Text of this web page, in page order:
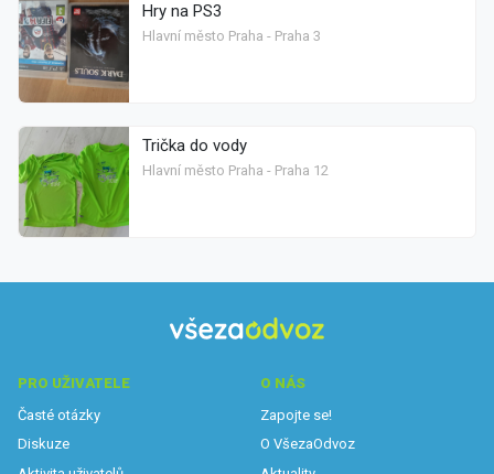
Hry na PS3
Hlavní město Praha - Praha 3
Trička do vody
Hlavní město Praha - Praha 12
PRO UŽIVATELE
Časté otázky
Diskuze
O NÁS
Zapojte se!
O VšezaOdvoz